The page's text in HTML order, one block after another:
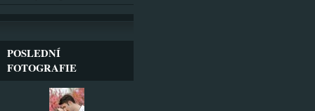
POSLEDNÍ
FOTOGRAFIE